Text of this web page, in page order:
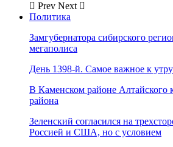
Prev Next
Политика
Замгубернатора сибирского
мегаполиса
День 1398-й. Самое важное к
В Каменском районе Алтайского
района
Зеленский согласился на
Россией и США, но с условием